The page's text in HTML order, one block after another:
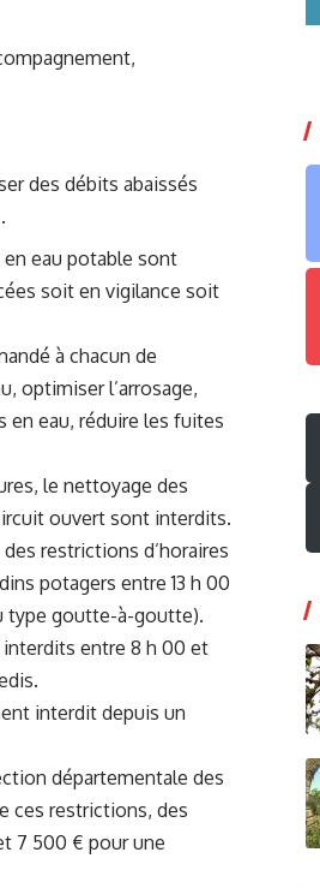
des débits abaissés
en eau potable sont
soit en vigilance soit
à chacun de
optimiser l’arrosage,
en eau, réduire les fuites
le nettoyage des
ouvert sont interdits.
restrictions d’horaires
potagers entre 13 h 00
type goutte-à-goutte).
interdits entre 8 h 00 et
interdit depuis un
départementale des
ces restrictions, des
7 500 € pour une